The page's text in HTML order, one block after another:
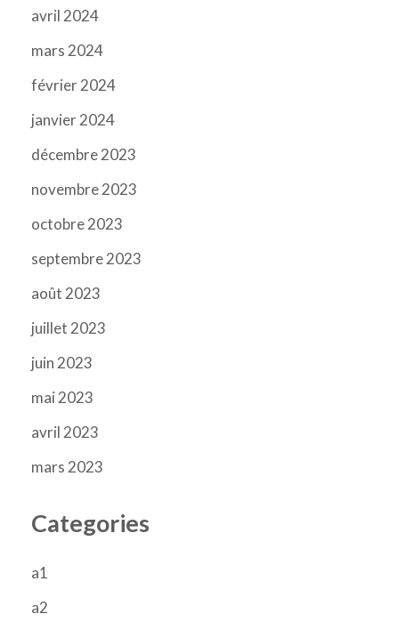
avril 2024
mars 2024
février 2024
janvier 2024
décembre 2023
novembre 2023
octobre 2023
septembre 2023
août 2023
juillet 2023
juin 2023
mai 2023
avril 2023
mars 2023
Categories
a1
a2